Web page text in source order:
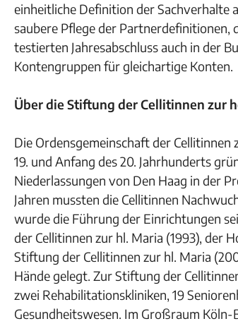
einheitliche Definition der Sachverhalte
saubere Pflege der Partnerdefinitionen,
testierten Jahresabschluss auch in der
Kontengruppen für gleichartige Konten.
Über die Stiftung der Cellitinnen zur
Die Ordensgemeinschaft der Cellitinnen
19. und Anfang des 20. Jahrhunderts
Niederlassungen von Den Haag in der
Jahren mussten die Cellitinnen
wurde die Führung der Einrichtungen
der Cellitinnen zur hl. Maria (1993), der
Stiftung der Cellitinnen zur hl. Maria
Hände gelegt. Zur Stiftung der
zwei Rehabilitationskliniken, 19
Gesundheitswesen. Im Großraum